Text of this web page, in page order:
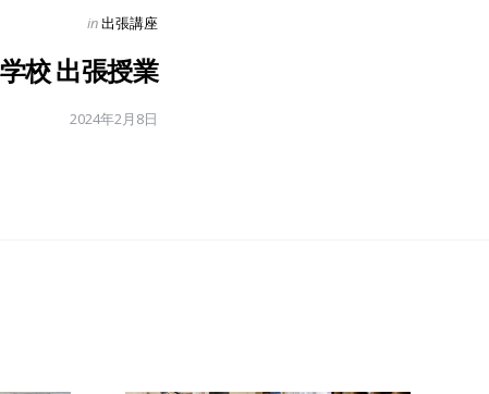
Posted
in出張講座
校 出張授業
2024年2月8日